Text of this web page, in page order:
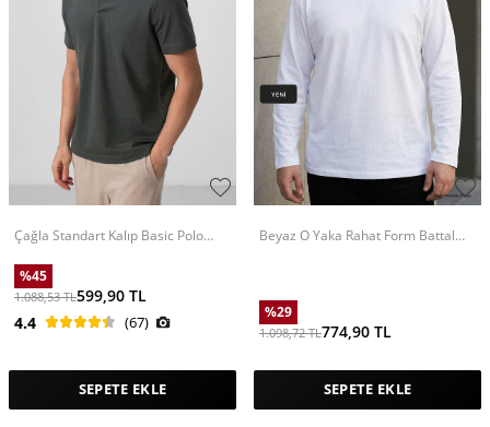
Çağla Standart Kalıp Basic Polo
%45
1.088,53TL599,90 TL
4.4
(67)
SEPETE EKLE
Beyaz O Yaka Rahat Form Battal
%29
1.098,72TL774,90 TL
SEPETE EKLE